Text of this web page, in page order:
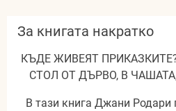
За книгата накратко
КЪДЕ ЖИВЕЯТ
СТОЛ ОТ ДЪРВО, В
В тази книга Джани Родари